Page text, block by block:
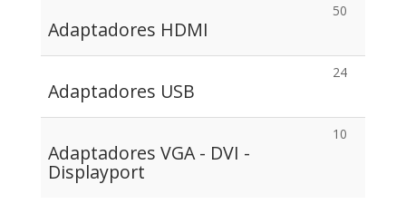
Adaptadores HDMI
50
Adaptadores USB
24
Adaptadores VGA - DVI -
Displayport
10